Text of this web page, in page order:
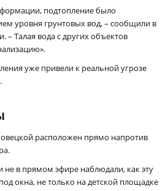
подтопление было
уровня грунтовых вод, – сообщили в
– Талая вода с других объектов
уже привели к реальной угрозе
расположен прямо напротив
в прямом эфире наблюдали, как эту
окна, не только на детской площадке